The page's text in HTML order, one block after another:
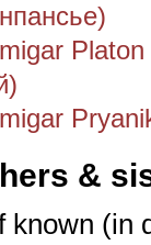
&
known (in